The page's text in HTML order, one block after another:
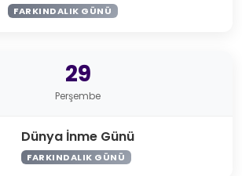
FARKINDALIK GÜNÜ
29
Perşembe
Dünya İnme Günü
FARKINDALIK GÜNÜ